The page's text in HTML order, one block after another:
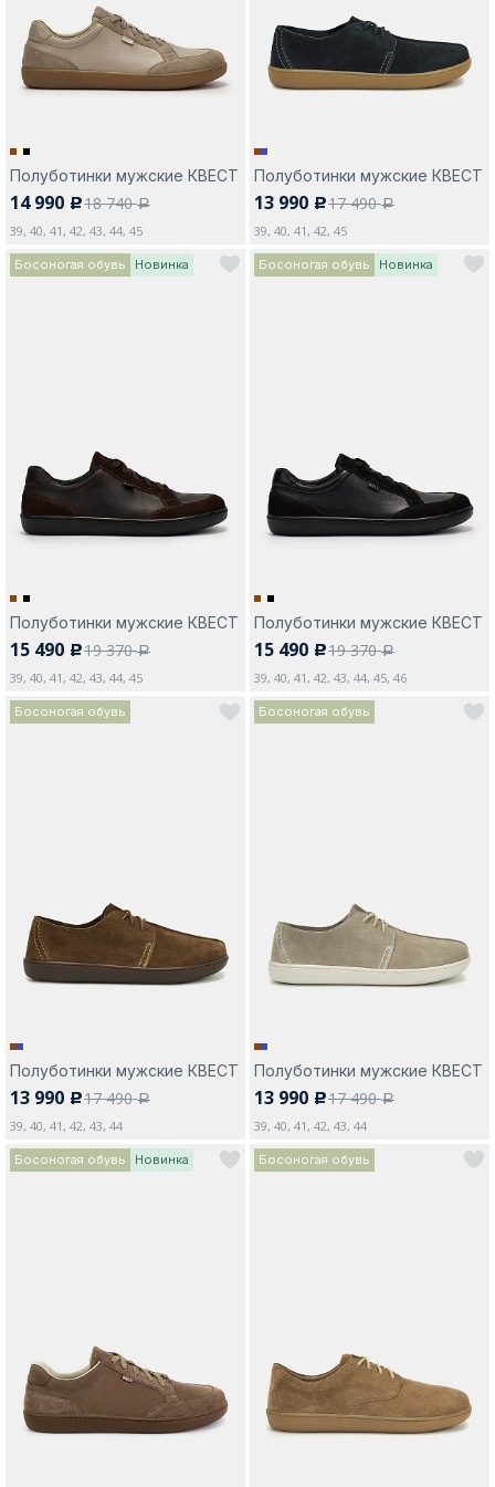
Да, все верно Изменить город
Полуботинки мужские КВЕСТ
14 990 c18 740a
39, 40, 41, 42, 43, 44, 45
Полуботинки мужские КВЕСТ
13 990 c17 490a
39, 40, 41, 42, 45
Босоногая обувь Новинка
Полуботинки мужские КВЕСТ
15 490 c19 370a
39, 40, 41, 42, 43, 44, 45
Босоногая обувь Новинка
Полуботинки мужские КВЕСТ
15 490 c19 370a
39, 40, 41, 42, 43, 44, 45, 46
Босоногая обувь
Полуботинки мужские КВЕСТ
13 990 c17 490a
39, 40, 41, 42, 43, 44
Босоногая обувь
Полуботинки мужские КВЕСТ
13 990 c17 490a
39, 40, 41, 42, 43, 44
Босоногая обувь Новинка Босоногая обувь